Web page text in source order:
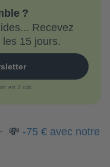
?
Recevez
15 jours.
en 1 clic
· 💸 -75 € avec notre